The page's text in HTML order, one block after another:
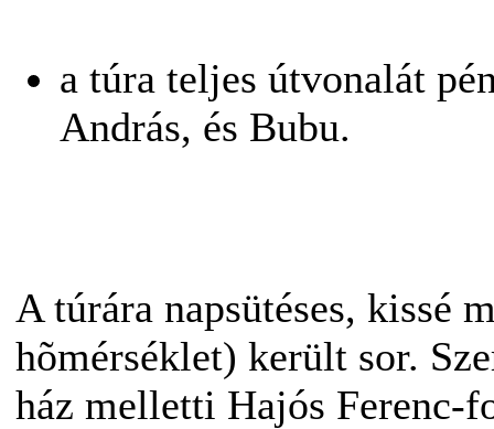
a túra teljes útvonalát
András, és Bubu.
A túrára napsütéses, kissé
hõmérséklet) került sor.
ház melletti Hajós Ferenc-